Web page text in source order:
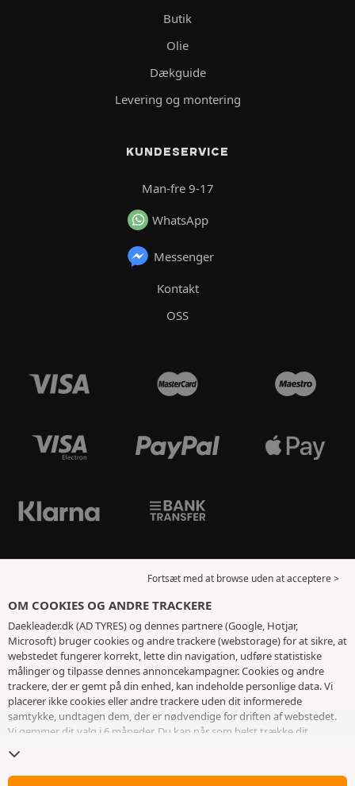
Butik
Olie
Dækguide
Levering og montering
KUNDESERVICE
Man-fre 9-17
WhatsApp
Messenger
Kontakt
OSS
Fortsæt med at browse uden at acceptere >
OM COOKIES OG ANDRE TRACKERE
Daekleader.dk (AD TYRES) og dennes partnere (Google, Hotjar,
Microsoft) bruger cookies og andre trackere (webstorage) for at sikre, at
webstedet fungerer korrekt, lette din navigation, udføre statistiske
målinger og tilpasse dennes annoncekampagner. Cookies og andre
trackere, der er gemt på din enhed, kan indeholde personlige data. Vi
placerer ikke cookies eller andre trackere uden dit informerede
samtykke, undtagen dem, der er nødvendige for driften af ​​webstedet.
Vi gemmer dit valg i 6 måneder. Du kan når som helst trække dit
kan vælge at fortsætte med at browse uden at acceptere deponering af
cookies eller andre trackere. Afvisning forhindrer ikke adgang til